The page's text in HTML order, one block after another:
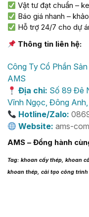
Vật tư đạt chuẩn –
Báo giá nhanh –
Hỗ trợ 24/7 cho dự
Thông tin liên hệ:
Công Ty Cổ Phần
AMS
Địa chỉ: Số 89 Đê
Vĩnh Ngọc, Đông
Hotline/Zalo:
Website: ams-
AMS – Đồng hành
Tag: khoan cấy thép, khoan
khoan thép, cải tạo công trình